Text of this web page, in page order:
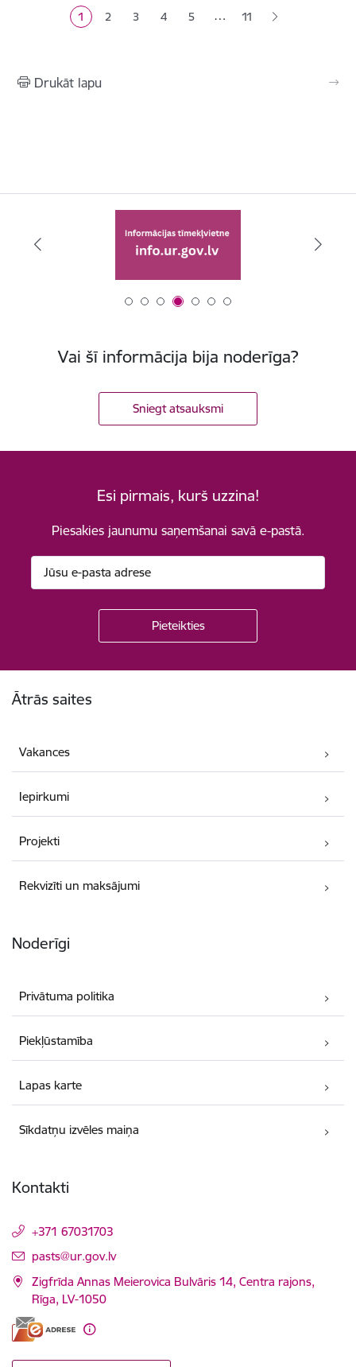
Pašreizējā lapa
1 Lapa
2 Lapa
3 Lapa
4 Lapa
5 … 11
Drukāt lapu
Vai šī informācija bija noderīga?
Sniegt atsauksmi
Esi pirmais, kurš uzzina!
Piesakies jaunumu saņemšanai savā e-pastā.
Ātrās saites
Vakances
Iepirkumi
Projekti
Rekvizīti un maksājumi
Noderīgi
Privātuma politika
Piekļūstamība
Lapas karte
Sīkdatņu izvēles maiņa
Kontakti
+371 67031703
E-pasts:
pasts@ur.gov.lv
Zigfrīda Annas Meierovica Bulvāris 14, Centra rajons,
Rīga, LV-1050